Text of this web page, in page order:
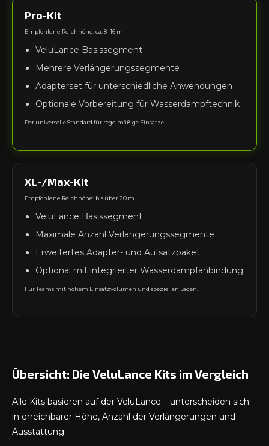
Pro-Kit
Empfohlene Reichhöhe: ca. 8–16 m
VeluLance Basissegment
Mehrere Verlängerungssegmente
Adapterset für unterschiedliche Anwendungen
Optionale Vorbereitung für Wasserdampftechnik
Der universelle Standard für regelmäßige Einsätze.
XL-/Max-Kit
Empfohlene Reichhöhe: bis über 20 m
VeluLance Basissegment
Maximale Anzahl Verlängerungssegmente
Erweitertes Adapter- und Aufsatzpaket
Optional mit integrierter Wasserdampfanbindung
Für Teams mit hohem Einsatzvolumen und speziellen Lagen.
Übersicht: Die VeluLance Kits im Vergleich
Alle Kits basieren auf der VeluLance – unterscheiden sich
in erreichbarer Höhe, Anzahl der Verlängerungen und
Ausstattung.